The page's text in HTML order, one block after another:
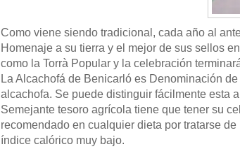
Como viene siendo tradicional, cada año al
Homenaje a su tierra y el mejor de sus sellos
como la Torrà Popular y la celebración
La Alcachofá de Benicarló es Denominación
alcachofa. Se puede distinguir fácilmente esta
Semejante tesoro agrícola tiene que tener su
recomendado en cualquier dieta por tratarse
índice calórico muy bajo.